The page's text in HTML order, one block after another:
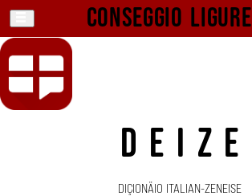
Conseggio ligure
DEIZE
DIÇIONÄIO ITALIAN-ZENEISE